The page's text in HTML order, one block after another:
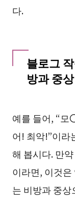
다.
블로그
방과 중상
예를 들어, “모
어! 최악!”이라
해 봅시다. 만
이라면, 이것
는 비방과 중